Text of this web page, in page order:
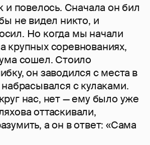
и повелось. Сначала он бил
не видел никто, и
Но когда мы начали
крупных соревнованиях,
сошел. Стоило
он заводился с места в
с кулаками.
нас, нет — ему было уже
оттаскивали,
а он в ответ: «Сама